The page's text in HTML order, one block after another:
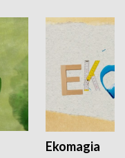
Ekomagia